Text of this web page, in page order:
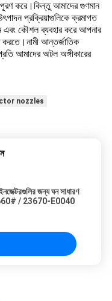
করে।কিন্তু আমাদের গুণমান
প্রক্রিয়াগুলিকে ক্রমাগত
এবং কৌশল ব্যবহার করে আপনার
করতে।নামী আন্তর্জাতিক
আমাদের অটল অঙ্গীকারের
nozzles
জন্য ঘন সাধারণ
/ 23670-E0040